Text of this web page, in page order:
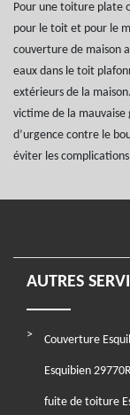
Pour une toiture plate
pour le toit et pour le
couverture de maison
eaux dans le toit
extérieurs de la
victime de la mauvaise
d’urgence contre le
éviter les
AUTRES
Couverture
Esquibien 29770
fuite de toiture